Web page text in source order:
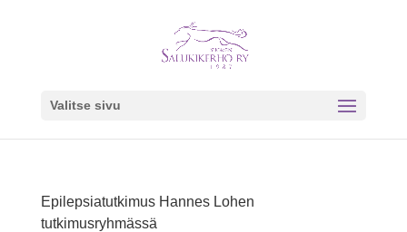
Valitse sivu
Epilepsiatutkimus Hannes Lohen
tutkimusryhmässä